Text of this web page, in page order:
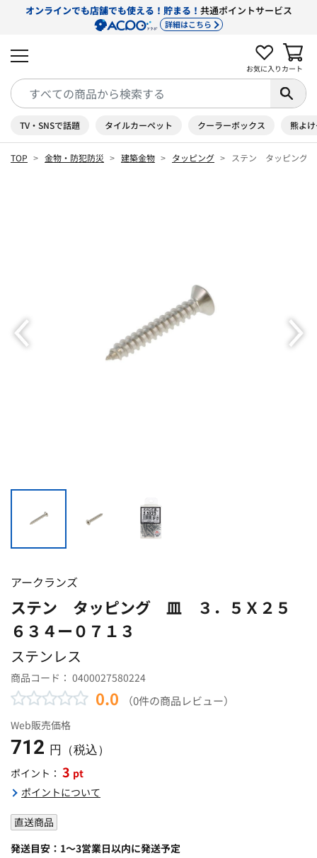
オンラインでも店舗でも使える！貯まる！ 共通ポイントサービス
詳細はこちら
お気に入り カート
TV・SNSで話題 タイルカーペット クーラーボックス 熊よ
TOP 金物・防犯防災 建築金物 タッピング ステン タッピング
アークランズ
ステン タッピング 皿 ３．５Ｘ２５
６３４ー０７１３
ステンレス
商品コード： 0400027580224
0.0 （0件の商品レビュー）
Web販売価格
712 円（税込）
ポイント： 3 pt
ポイントについて
直送商品
発送目安：1～3営業日以内に発送予定